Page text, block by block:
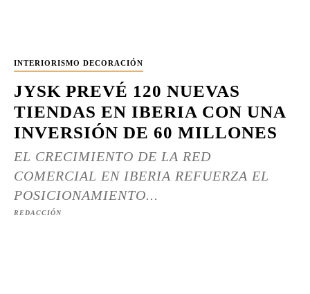
INTERIORISMO DECORACIÓN
JYSK PREVÉ 120 NUEVAS
TIENDAS EN IBERIA CON UNA
INVERSIÓN DE 60 MILLONES
EL CRECIMIENTO DE LA RED
COMERCIAL EN IBERIA REFUERZA EL
POSICIONAMIENTO...
REDACCIÓN